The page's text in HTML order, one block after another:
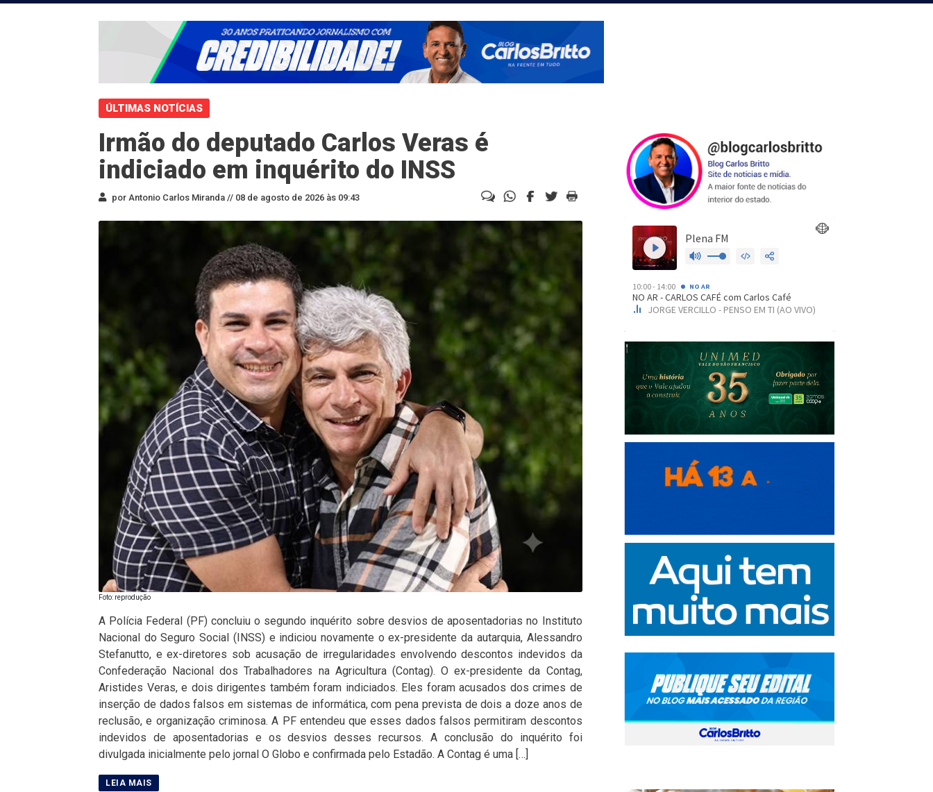
ÚLTIMAS NOTÍCIAS
Irmão do deputado Carlos Veras é
indiciado em inquérito do INSS
por Antonio Carlos Miranda // 08 de agosto de 2026 às 09:43
Foto: reprodução
A Polícia Federal (PF) concluiu o segundo inquérito sobre desvios de aposentadorias no Instituto
Nacional do Seguro Social (INSS) e indiciou novamente o ex-presidente da autarquia, Alessandro
Stefanutto, e ex-diretores sob acusação de irregularidades envolvendo descontos indevidos da
Confederação Nacional dos Trabalhadores na Agricultura (Contag). O ex-presidente da Contag,
Aristides Veras, e dois dirigentes também foram indiciados. Eles foram acusados dos crimes de
inserção de dados falsos em sistemas de informática, com pena prevista de dois a doze anos de
reclusão, e organização criminosa. A PF entendeu que esses dados falsos permitiram descontos
indevidos de aposentadorias e os desvios desses recursos. A conclusão do inquérito foi
divulgada inicialmente pelo jornal O Globo e confirmada pelo Estadão. A Contag é uma […]